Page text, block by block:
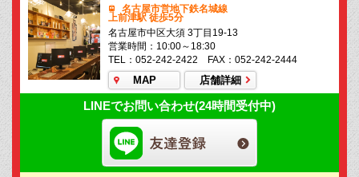
名古屋市営地下鉄名城線
上前津駅 徒歩5分
名古屋市中区大須 3丁目19-13
営業時間：10:00～18:30
TEL：052-242-2422 FAX：052-242-2444
MAP 店舗詳細
LINEでお問い合わせ(24時間受付中)